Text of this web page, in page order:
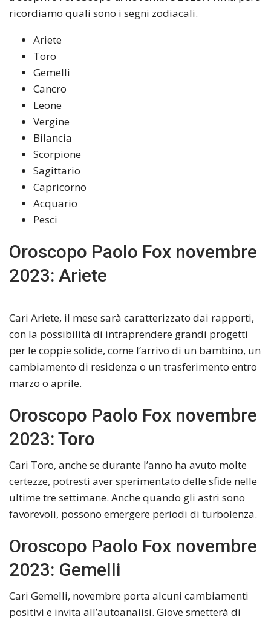
ricordiamo quali sono i segni zodiacali.
Ariete
Toro
Gemelli
Cancro
Leone
Vergine
Bilancia
Scorpione
Sagittario
Capricorno
Acquario
Pesci
Oroscopo Paolo Fox novembre
2023: Ariete
Cari Ariete, il mese sarà caratterizzato dai rapporti,
con la possibilità di intraprendere grandi progetti
per le coppie solide, come l’arrivo di un bambino, un
cambiamento di residenza o un trasferimento entro
marzo o aprile.
Oroscopo Paolo Fox novembre
2023: Toro
Cari Toro, anche se durante l’anno ha avuto molte
certezze, potresti aver sperimentato delle sfide nelle
ultime tre settimane. Anche quando gli astri sono
favorevoli, possono emergere periodi di turbolenza.
Oroscopo Paolo Fox novembre
2023: Gemelli
Cari Gemelli, novembre porta alcuni cambiamenti
positivi e invita all’autoanalisi. Giove smetterà di